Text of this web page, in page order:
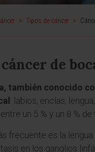
> Tipos de cáncer >
de
también conocido
: labios, encías,
un 5 % y un 8 %
frecuente es la
en los ganglios